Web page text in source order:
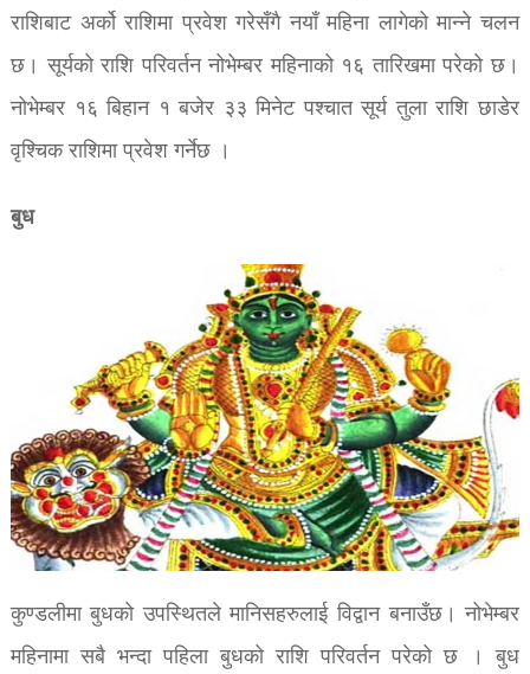
राशिबाट अर्को राशिमा प्रवेश गरेसँगै नयाँ महिना लागेको मान्ने चलन
छ। सूर्यको राशि परिवर्तन नोभेम्बर महिनाको १६ तारिखमा परेको छ।
नोभेम्बर १६ बिहान १ बजेर ३३ मिनेट पश्चात सूर्य तुला राशि छाडेर
वृश्चिक राशिमा प्रवेश गर्नेछ ।
बुध
कुण्डलीमा बुधको उपस्थितले मानिसहरुलाई विद्वान बनाउँछ। नोभेम्बर
महिनामा सबै भन्दा पहिला बुधको राशि परिवर्तन परेको छ । बुध